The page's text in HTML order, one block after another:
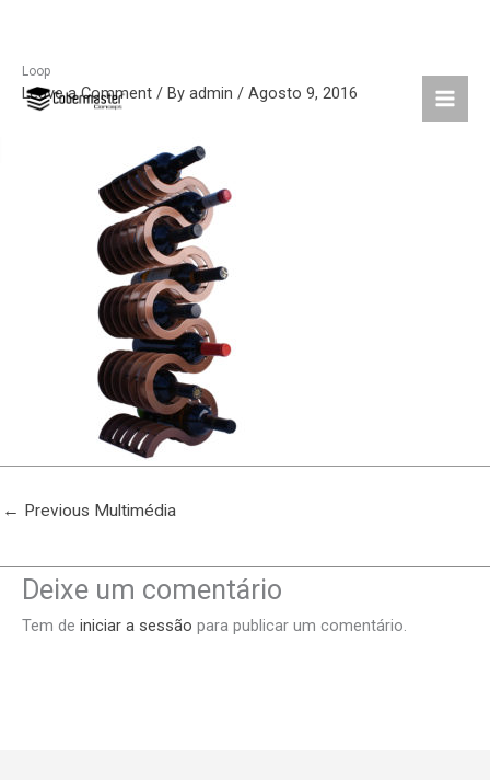
SkipLoop
Leave a Comment / By admin / Agosto 9, 2016
← Previous Multimédia
Deixe um comentário
Tem de iniciar a sessão para publicar um comentário.